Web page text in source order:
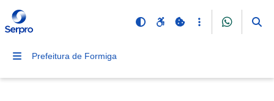
Prefeitura de Formiga